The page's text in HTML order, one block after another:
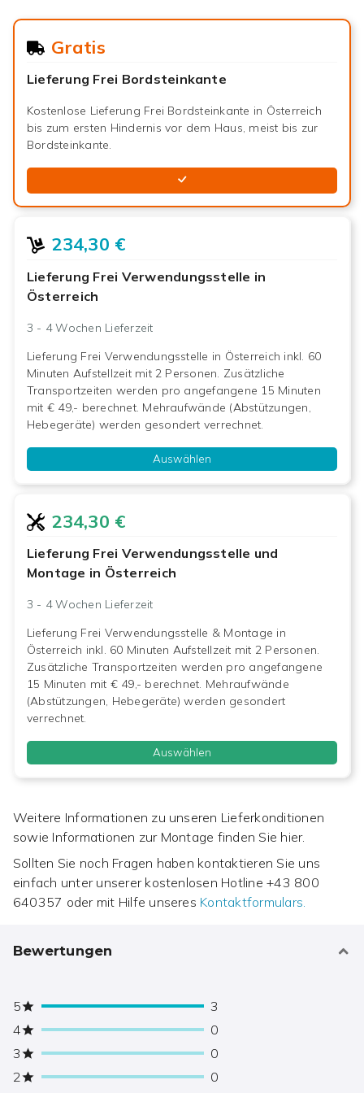
Gratis
Lieferung Frei Bordsteinkante
Kostenlose Lieferung Frei Bordsteinkante in Österreich
bis zum ersten Hindernis vor dem Haus, meist bis zur
Bordsteinkante.
234,30 €
Lieferung Frei Verwendungsstelle in
Österreich
3 - 4 Wochen Lieferzeit
Lieferung Frei Verwendungsstelle in Österreich inkl. 60
Minuten Aufstellzeit mit 2 Personen. Zusätzliche
Transportzeiten werden pro angefangene 15 Minuten
mit € 49,- berechnet. Mehraufwände (Abstützungen,
Hebegeräte) werden gesondert verrechnet.
Auswählen
234,30 €
Lieferung Frei Verwendungsstelle und
Montage in Österreich
3 - 4 Wochen Lieferzeit
Lieferung Frei Verwendungsstelle & Montage in
Österreich inkl. 60 Minuten Aufstellzeit mit 2 Personen.
Zusätzliche Transportzeiten werden pro angefangene
15 Minuten mit € 49,- berechnet. Mehraufwände
(Abstützungen, Hebegeräte) werden gesondert
verrechnet.
Auswählen
Weitere Informationen zu unseren Lieferkonditionen
sowie Informationen zur Montage finden Sie hier.
Sollten Sie noch Fragen haben kontaktieren Sie uns
einfach unter unserer kostenlosen Hotline+43 800
640357 oder mit Hilfe unseres Kontaktformulars.
Bewertungen
5
3
4
0
3
0
2
0